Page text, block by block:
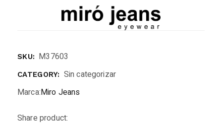
SKU: M37603
CATEGORY: Sin categorizar
Marca:Miro Jeans
Share product: